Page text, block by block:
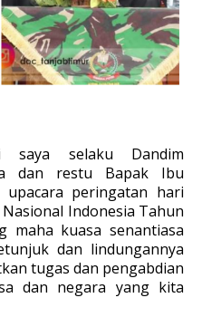
saya selaku Dandim
dan restu Bapak Ibu
peringatan hari
Indonesia Tahun
maha kuasa senantiasa
dan lindungannya
tugas dan pengabdian
dan negara yang kita